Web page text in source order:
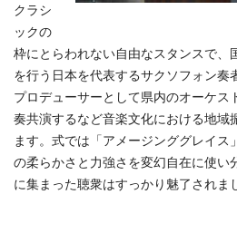
クラシ
ックの
枠にとらわれない自由なスタンスで、
を行う日本を代表するサクソフォン奏
プロデューサーとして県内のオーケス
奏共演するなど音楽文化における地域
ます。式では「アメージンググレイス
の柔らかさと力強さを変幻自在に使い
に集まった聴衆はすっかり魅了されま